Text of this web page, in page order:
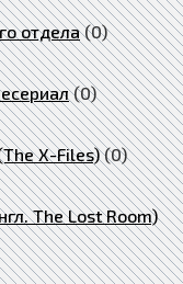
отдела (0)
(0)
X-Files) (0)
The Lost Room)